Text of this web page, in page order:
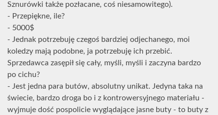
Sznurówki także pozłacane, coś niesamowitego).
- Przepiękne, ile?
- 5000$
- Jednak potrzebuję czegoś bardziej odjechanego, moi
koledzy mają podobne, ja potrzebuję ich przebić.
Sprzedawca zasępił się cały, myśli, myśli i zaczyna bardzo
po cichu?
- Jest jedna para butów, absolutny unikat. Jedyna taka na
świecie, bardzo droga bo i z kontrowersyjnego materiału -
wyjmuje dość pospolicie wyglądające jasne buty - to buty z